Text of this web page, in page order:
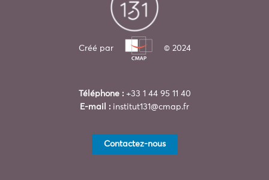
Créé par © 2024
Téléphone :+33 1 44 95 11 40
E-mail : institut131@cmap.fr
Contactez-nous